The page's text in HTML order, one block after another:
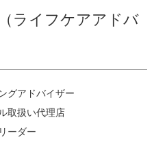
ライフケアアドバ
グアドバイザー
取扱い代理店
ーダー